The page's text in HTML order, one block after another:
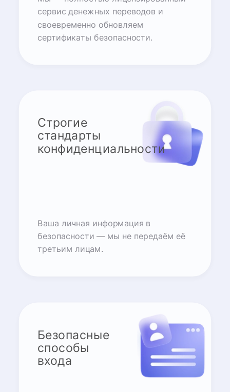
сервис денежных переводов и
своевременно обновляем
сертификаты безопасности.
Строгие
стандарты
конфиденциальности
Ваша личная информация в
безопасности — мы не передаём её
третьим лицам.
Безопасные
способы
входа